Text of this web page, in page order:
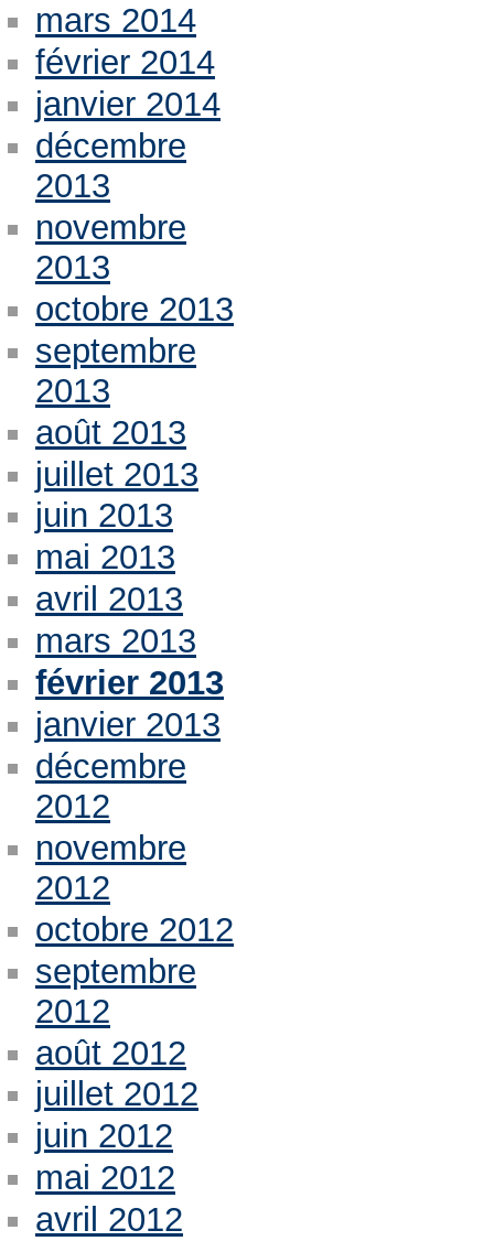
mars 2014
février 2014
janvier 2014
décembre
2013
novembre
2013
octobre 2013
septembre
2013
août 2013
juillet 2013
juin 2013
mai 2013
avril 2013
mars 2013
février 2013
janvier 2013
décembre
2012
novembre
2012
octobre 2012
septembre
2012
août 2012
juillet 2012
juin 2012
mai 2012
avril 2012